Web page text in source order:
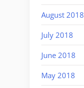
August 2018
July 2018
June 2018
May 2018